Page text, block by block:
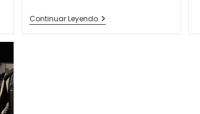
Continuar Leyendo¿Qué
Monos